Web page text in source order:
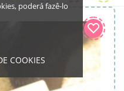
poderá fazê-lo
COOKIES